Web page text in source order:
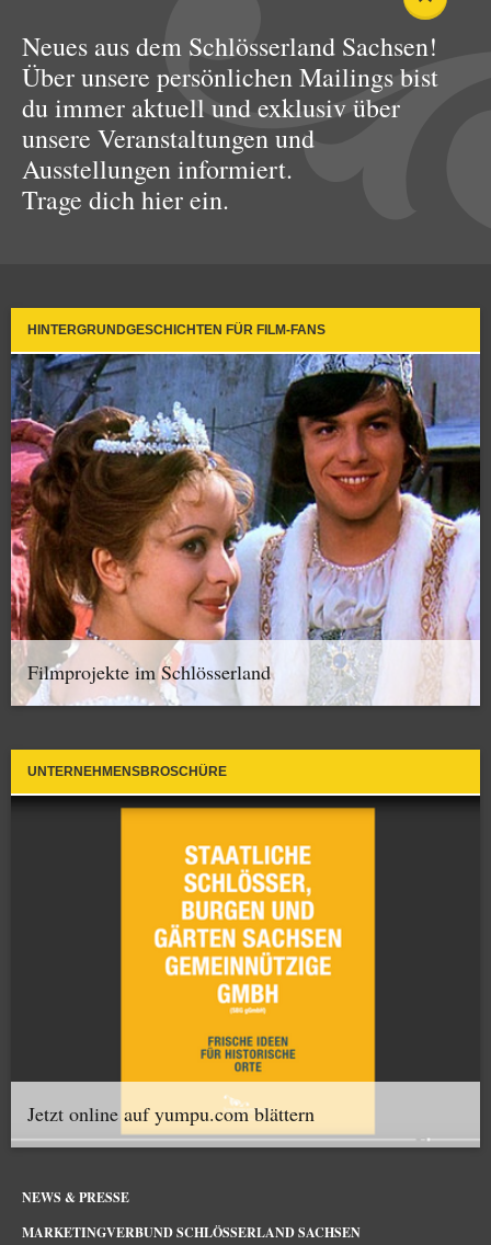
Neues aus dem Schlösserland Sachsen!
Über unsere persönlichen Mailings bist
du immer aktuell und exklusiv über
unsere Veranstaltungen und
Ausstellungen informiert.
Trage dich hier ein.
HINTERGRUNDGESCHICHTEN FÜR FILM-FANS
Filmprojekte im Schlösserland
UNTERNEHMENSBROSCHÜRE
Jetzt online auf yumpu.com blättern
NEWS & PRESSE
MARKETINGVERBUND SCHLÖSSERLAND SACHSEN